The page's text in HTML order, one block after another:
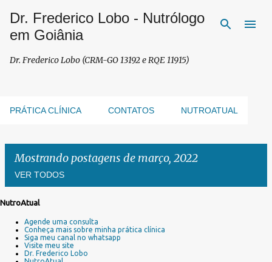
Pular para o conteúdo principal
Dr. Frederico Lobo - Nutrólogo
em Goiânia
Dr. Frederico Lobo (CRM-GO 13192 e RQE 11915)
PRÁTICA CLÍNICA CONTATOS NUTROATUAL
Mostrando postagens de março, 2022
VER TODOS
NutroAtual
Agende uma consulta
Conheça mais sobre minha prática clínica
Siga meu canal no whatsapp
Visite meu site
Dr. Frederico Lobo